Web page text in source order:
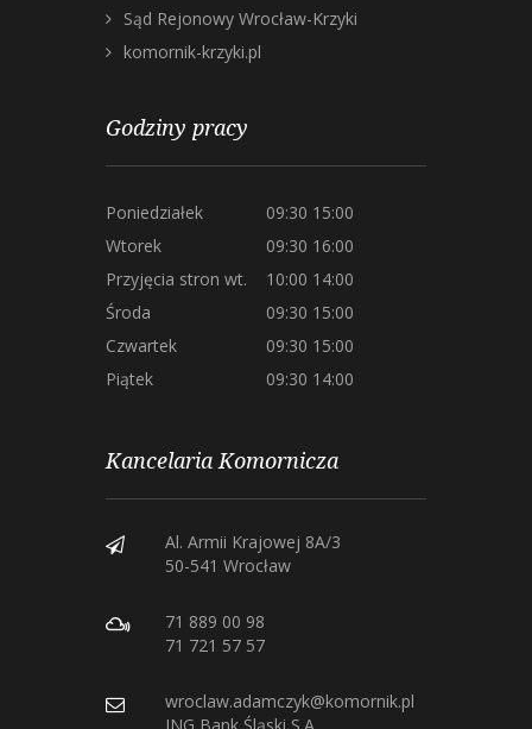
Sąd Rejonowy Wrocław-Krzyki
komornik-krzyki.pl
Godziny pracy
Poniedziałek
Wtorek
Przyjęcia stron wt.
Środa
Czwartek
Piątek
09:30 15:00
09:30 16:00
10:00 14:00
09:30 15:00
09:30 15:00
09:30 14:00
Kancelaria Komornicza
Al. Armii Krajowej 8A/3
50-541 Wrocław
71 889 00 98
71 721 57 57
wroclaw.adamczyk@komornik.pl
ING Bank Śląski S.A.